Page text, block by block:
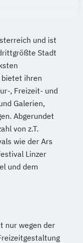
und ist
Stadt
bietet ihren
, Freizeit- und
Galerien,
Abgerundet
von z.T.
wie der Ars
Linzer
und dem
nur wegen der